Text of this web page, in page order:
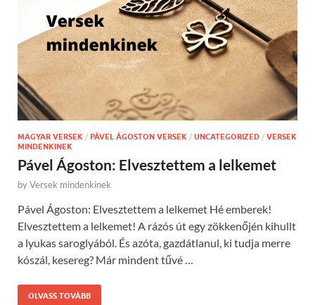
MAGYAR VERSEK / PÁVEL ÁGOSTON VERSEK / UNCATEGORIZED / VERSEK
MINDENKINEK
Pável Ágoston: Elvesztettem a lelkemet
byVersek mindenkinek
Pável Ágoston: Elvesztettem a lelkemet Hé emberek!
Elvesztettem a lelkemet! A rázós út egy zökkenőjén kihullt
a lyukas saroglyából. És azóta, gazdátlanul, ki tudja merre
kószál, kesereg? Már mindent tűvé …
OLVASS TOVÁBB